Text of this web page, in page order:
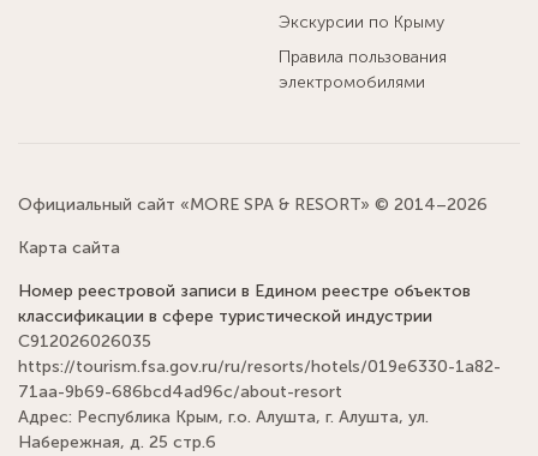
Экскурсии по Крыму
Правила пользования
электромобилями
Официальный сайт «MORE SPA & RESORT» © 2014–2026
Карта сайта
Номер реестровой записи в Едином реестре объектов
классификации в сфере туристической индустрии
С912026026035
https://tourism.fsa.gov.ru/ru/resorts/hotels/019e6330-1a82-
71aa-9b69-686bcd4ad96c/about-resort
Адрес: Республика Крым, г.о. Алушта, г. Алушта, ул.
Набережная, д. 25 стр.6